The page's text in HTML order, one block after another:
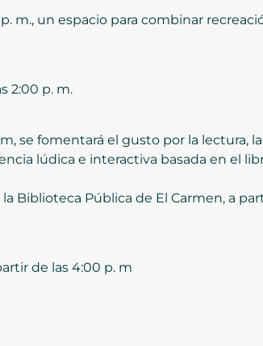
m., un espacio para combinar
2:00 p. m.
se fomentará el gusto por la lectura,
lúdica e interactiva basada en el
Biblioteca Pública de El Carmen, a
de las 4:00 p. m